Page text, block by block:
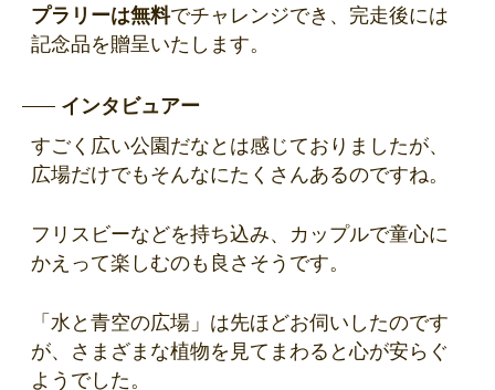
プラリーは無料でチャレンジでき、完走後には
記念品を贈呈いたします。
インタビュアー
すごく広い公園だなとは感じておりましたが、
広場だけでもそんなにたくさんあるのですね。
フリスビーなどを持ち込み、カップルで童心に
かえって楽しむのも良さそうです。
「水と青空の広場」は先ほどお伺いしたのです
が、さまざまな植物を見てまわると心が安らぐ
ようでした。